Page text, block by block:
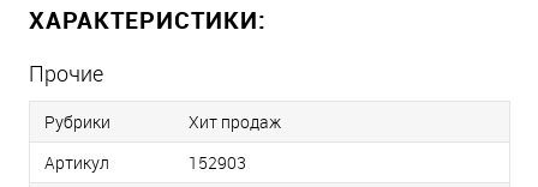
ХАРАКТЕРИСТИКИ:
Прочие
Рубрики
Хит продаж
Артикул
152903